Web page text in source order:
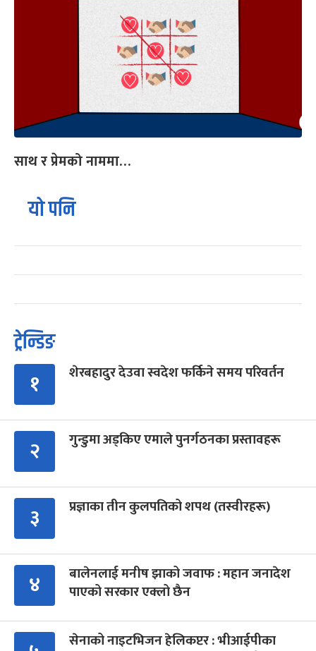
साथ र प्रेमको नाममा…
यो पनि
ट्रेन्डिङ
१ शेरबहादुर देउवा स्वदेश फर्किने समय परिवर्तन
२ गुन्डुमा अड्किए एमाले पुनर्गठनका प्रस्तावहरू
३ प्रज्ञाका तीन कुलपतिको शपथ (तस्वीरहरू)
४
बालेनलाई मनीष झाको जवाफ : महान जनादेश
पाएको सरकार एक्लो छैन
सेनाको नाइटभिजन हेलिकप्टर : भीआईपीका